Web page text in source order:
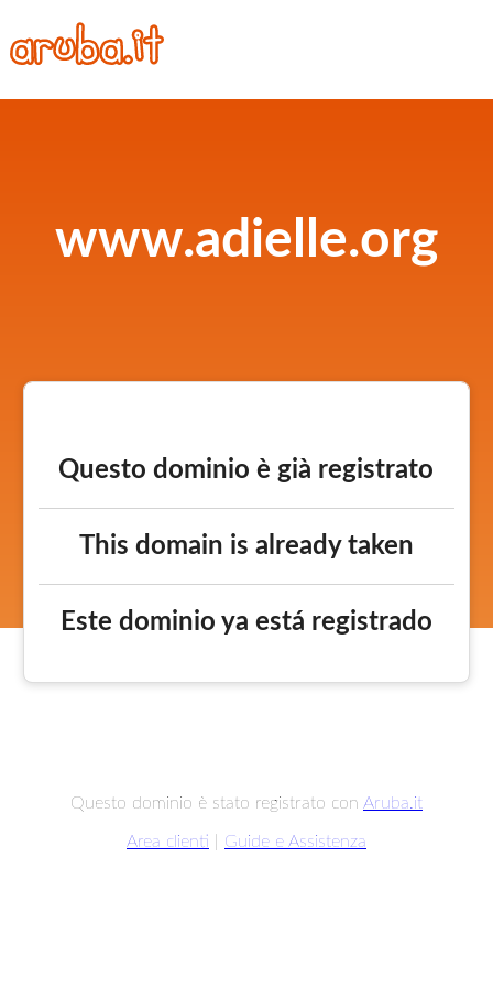
www.adielle.org
Questo dominio è già registrato
This domain is already taken
Este dominio ya está registrado
Questo dominio è stato registrato con Aruba.it
Area clienti Guide e Assistenza